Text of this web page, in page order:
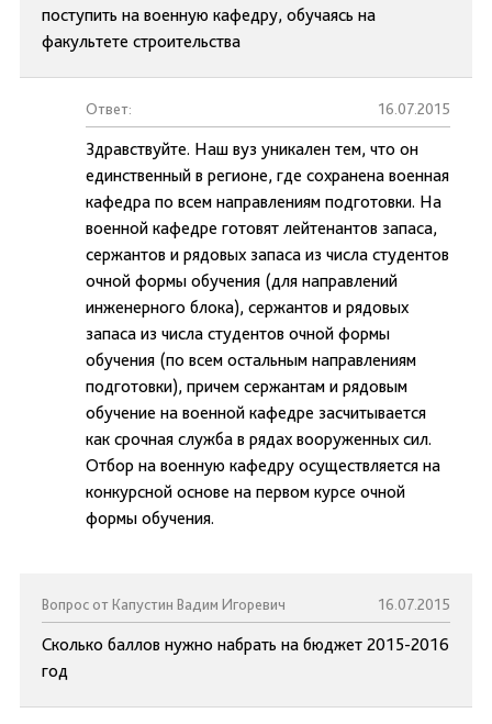
поступить на военную кафедру, обучаясь на
факультете строительства
Ответ: 16.07.2015
Здравствуйте. Наш вуз уникален тем, что он
единственный в регионе, где сохранена военная
кафедра по всем направлениям подготовки. На
военной кафедре готовят лейтенантов запаса,
сержантов и рядовых запаса из числа студентов
очной формы обучения (для направлений
инженерного блока), сержантов и рядовых
запаса из числа студентов очной формы
обучения (по всем остальным направлениям
подготовки), причем сержантам и рядовым
обучение на военной кафедре засчитывается
как срочная служба в рядах вооруженных сил.
Отбор на военную кафедру осуществляется на
конкурсной основе на первом курсе очной
формы обучения.
Вопрос от Капустин Вадим Игоревич 16.07.2015
Сколько баллов нужно набрать на бюджет 2015-2016
год